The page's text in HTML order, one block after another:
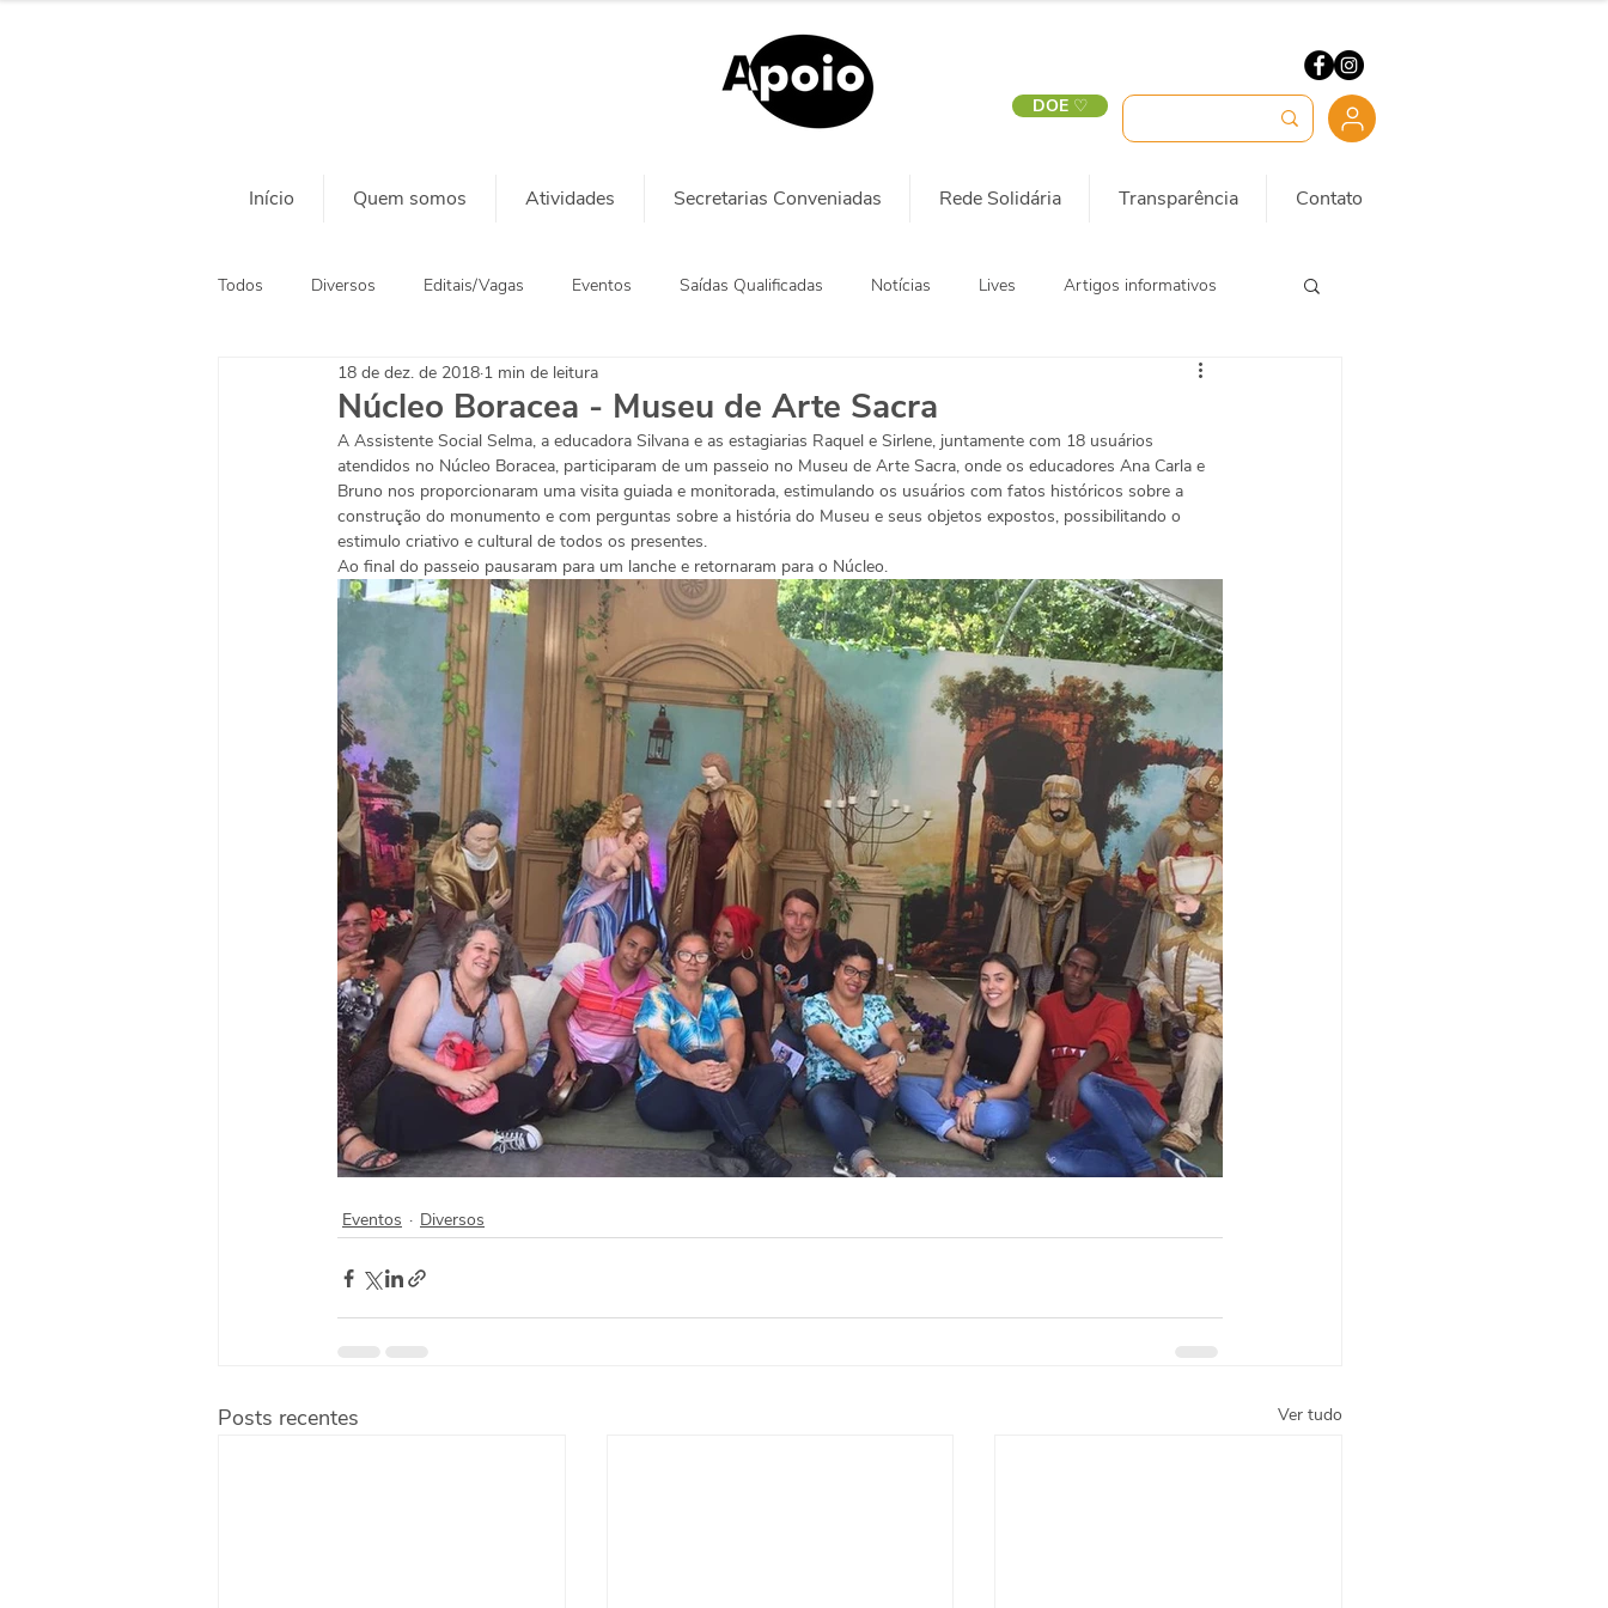
DOE ♡
Início Quem somos Atividades Secretarias Conveniadas Rede Solidária Transparência Contato
Todos Diversos Editais/Vagas Eventos Saídas Qualificadas Notícias Lives Artigos informativos
Ação Social Habitação
Núcleo Boracea - Museu de Arte Sacra
18 de dez. de 2018 1 min de leitura
A Assistente Social Selma, a educadora Silvana e as estagiarias Raquel e Sirlene, juntamente com 18 usuários
atendidos no Núcleo Boracea, participaram de um passeio no Museu de Arte Sacra, onde os educadores Ana Carla e
Bruno nos proporcionaram uma visita guiada e monitorada, estimulando os usuários com fatos históricos sobre a
construção do monumento e com perguntas sobre a história do Museu e seus objetos expostos, possibilitando o
estimulo criativo e cultural de todos os presentes.
Ao final do passeio pausaram para um lanche e retornaram para o Núcleo.
Eventos Diversos
Posts recentes Ver tudo